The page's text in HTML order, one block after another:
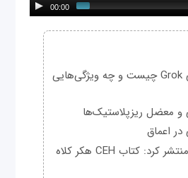
00:00
هوش مصنوعی Grok چیست و چه ویژگی‌هایی
معضل ریزپلاستیک‌ها
اعماق
ماهنامه شبکه منتشر کرد: کتاب CEH هکر کلاه